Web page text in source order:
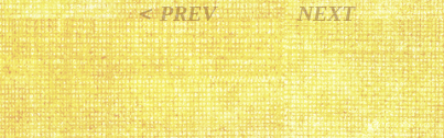
＜ PREV NEXT